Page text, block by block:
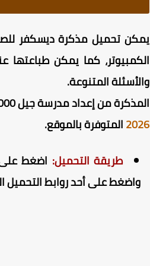
الكمبيوتر، كما يمكن طباعتها
والأسئلة المتنوعة.
المذكرة من إعداد مدرسة جيل 2000 للغات، وهي المذكرة رقم 3 ضمن مجموعة
2026المتوفرة بالموقع.
طريقة التحميل: اضغط على
واضغط على أحد روابط التحميل